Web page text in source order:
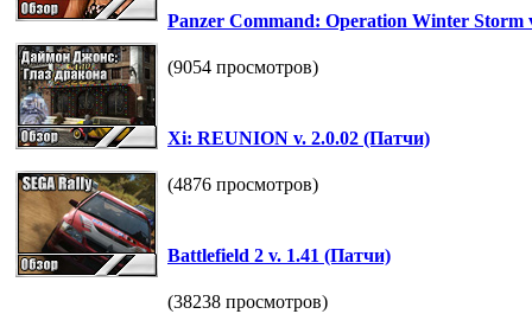
Panzer Command: Operation Winter Storm
(9054 просмотров)
Xі: REUNION v. 2.0.02 (Патчи)
(4876 просмотров)
Battlefield 2 v. 1.41 (Патчи)
(38238 просмотров)